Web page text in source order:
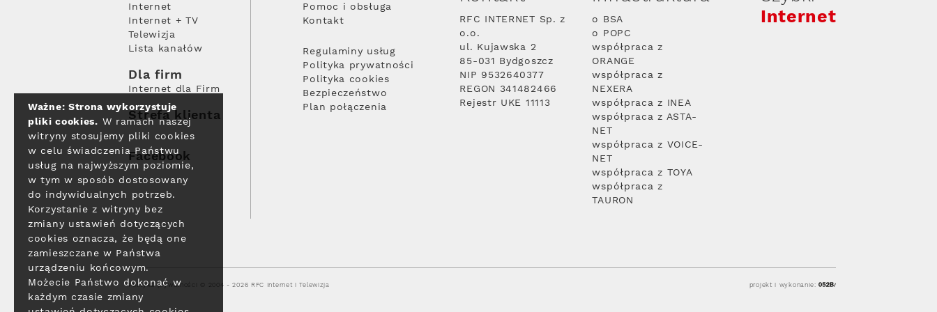
Internet
Internet + TV
Telewizja
Lista kanałów
Dla firm
Internet dla Firm
Strefa klienta
Facebook
Pomoc i obsługa
Kontakt
Regulaminy usług
Polityka prywatności
Polityka cookies
Bezpieczeństwo
Plan połączenia
RFC INTERNET Sp. z
o.o.
ul. Kujawska 2
85-031 Bydgoszcz
NIP 9532640377
REGON 341482466
Rejestr UKE 11113
o BSA
o POPC
współpraca z
ORANGE
współpraca z
NEXERA
współpraca z INEA
współpraca z ASTA-
NET
współpraca z VOICE-
NET
współpraca z TOYA
współpraca z
TAURON
Internet
Polityka prywatności © 2004 - 2026 RFC Internet i Telewizja projekt i wykonanie:
Ważne: Strona wykorzystuje
pliki cookies. W ramach naszej
witryny stosujemy pliki cookies
w celu świadczenia Państwu
usług na najwyższym poziomie,
w tym w sposób dostosowany
do indywidualnych potrzeb.
Korzystanie z witryny bez
zmiany ustawień dotyczących
cookies oznacza, że będą one
zamieszczane w Państwa
urządzeniu końcowym.
Możecie Państwo dokonać w
każdym czasie zmiany